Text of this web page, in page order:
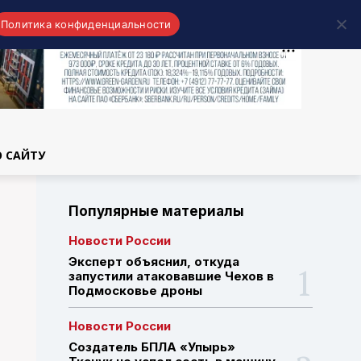
САЙТУ
Популярные материалы
Новости России
Эксперт объяснил, откуда
запустили атаковавшие Чехов в
Подмосковье дроны
Новости России
Создатель БПЛА «Упырь»
Политика конфиденциальности